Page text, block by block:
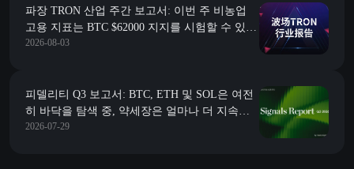
파장 TRON 산업 주간 보고서: 이번 주 비농업
고용 지표는 BTC $62000 지지를 시험할 수 있으
며, 체인 상 고정 금리 신용 시장을 구축하는
2026-08-03
피델리티 Q3 보고서: BTC, ETH 및 SOL은 여전
히 바닥을 탐색 중, 약세장은 얼마나 더 지속될
까?
2026-07-29